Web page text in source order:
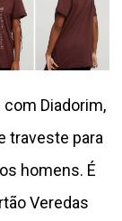
Diadorim,
traveste para
homens. É
Veredas